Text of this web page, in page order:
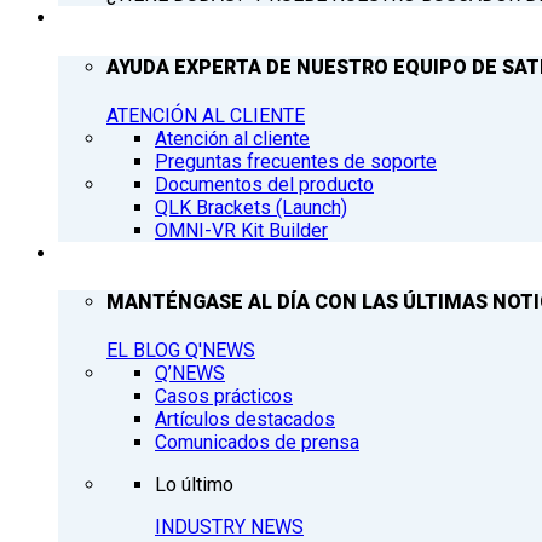
AYUDA EXPERTA DE NUESTRO EQUIPO DE
ATENCIÓN AL CLIENTE
Atención al cliente
Preguntas frecuentes de soporte
Documentos del producto
QLK Brackets (Launch)
OMNI-VR Kit Builder
MANTÉNGASE AL DÍA CON LAS ÚLTIMAS
EL BLOG Q'NEWS
Q’NEWS
Casos prácticos
Artículos destacados
Comunicados de prensa
Lo último
INDUSTRY NEWS